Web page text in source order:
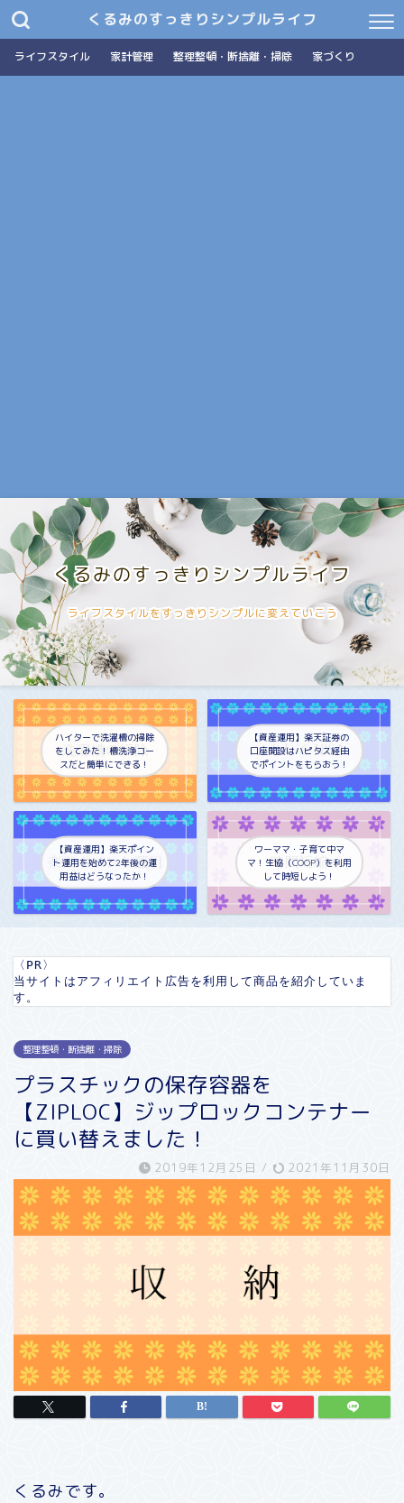
くるみのすっきりシンプルライフ
ライフスタイル 家計管理 整理整頓・断捨離・掃除 家づくり
くるみのすっきりシンプルライフ
ライフスタイルをすっきりシンプルに変えていこう
ハイターで洗濯槽の掃除
をしてみた！槽洗浄コー
スだと簡単にできる！
【資産運用】楽天証券の
口座開設はハピタス経由
でポイントをもらおう！
【資産運用】楽天ポイン
ト運用を始めて2年後の運
用益はどうなったか！
ワーママ・子育て中マ
マ！生協（COOP）を利用
して時短しよう！
〈PR〉
当サイトはアフィリエイト広告を利用して商品を紹介していま
す。
整理整頓・断捨離・掃除
プラスチックの保存容器を
【ZIPLOC】ジップロックコンテナー
に買い替えました！
2019年12月25日 / 2021年11月30日
くるみです。